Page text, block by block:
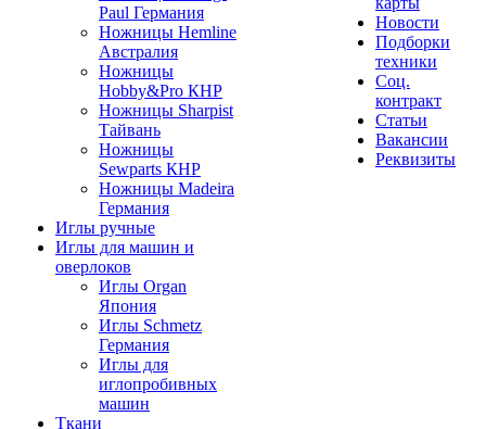
Paul Германия
Ножницы Hemline
Австралия
Ножницы
Hobby&Pro КНР
Ножницы Sharpist
Тайвань
Ножницы
Sewparts КНР
Ножницы Madeira
Германия
Иглы ручные
Иглы для машин и
оверлоков
Иглы Organ
Япония
Иглы Schmetz
Германия
Иглы для
иглопробивных
машин
Ткани
Новости
Подборки
техники
Соц.
контракт
Статьи
Вакансии
Реквизиты